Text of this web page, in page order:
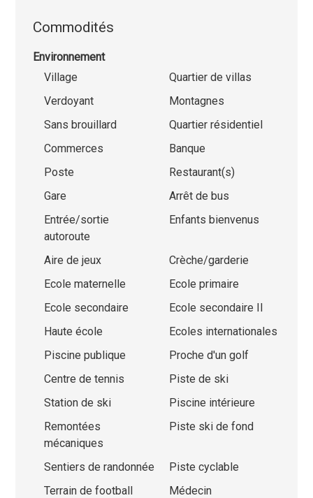
Commodités
Environnement
Village
Quartier de villas
Verdoyant
Montagnes
Sans brouillard
Quartier résidentiel
Commerces
Banque
Poste
Restaurant(s)
Gare
Arrêt de bus
Entrée/sortie
autoroute
Enfants bienvenus
Aire de jeux
Crèche/garderie
Ecole maternelle
Ecole primaire
Ecole secondaire
Ecole secondaire II
Haute école
Ecoles internationales
Piscine publique
Proche d'un golf
Centre de tennis
Piste de ski
Station de ski
Piscine intérieure
Remontées
mécaniques
Piste ski de fond
Sentiers de randonnée
Piste cyclable
Terrain de football
Médecin